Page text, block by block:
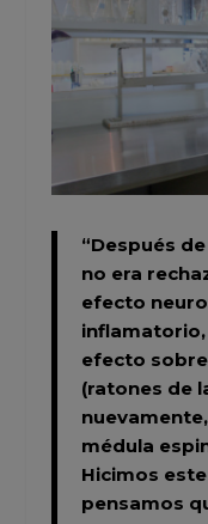
“Después
no era
efecto
efecto
(ratones de
médula
Hicimos
pensamos